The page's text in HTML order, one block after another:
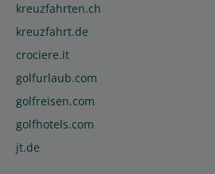
kreuzfahrten.ch
kreuzfahrt.de
crociere.it
golfurlaub.com
golfreisen.com
golfhotels.com
jt.de